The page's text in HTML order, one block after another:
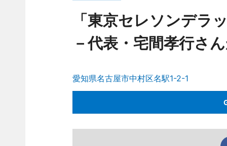
「東京セレソンデラ
－代表・宅間孝行さ
愛知県名古屋市中村区名駅1-2-1